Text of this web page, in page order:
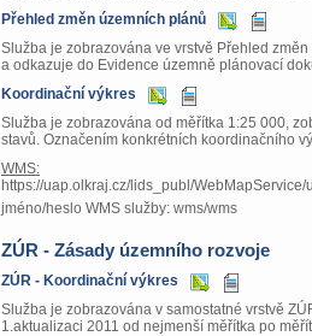
Přehled změn územních plánů
Služba je zobrazována ve vrstvě Přehled
a odkazuje do Evidence územně plánovací
Koordinační výkres
Služba je zobrazována od měřítka 1:25 000,
stavů. Označením konkrétních koordinačního
WMS:
https://uap.olkraj.cz/lids_publ/
jméno/heslo WMS služby: wms/wms
ZÚR - Zásady územního rozvoje
ZÚR - Koordinační výkres
Služba je zobrazována v samostatné vrstvě
1.aktualizaci 2011 od nejmenší měřítka po